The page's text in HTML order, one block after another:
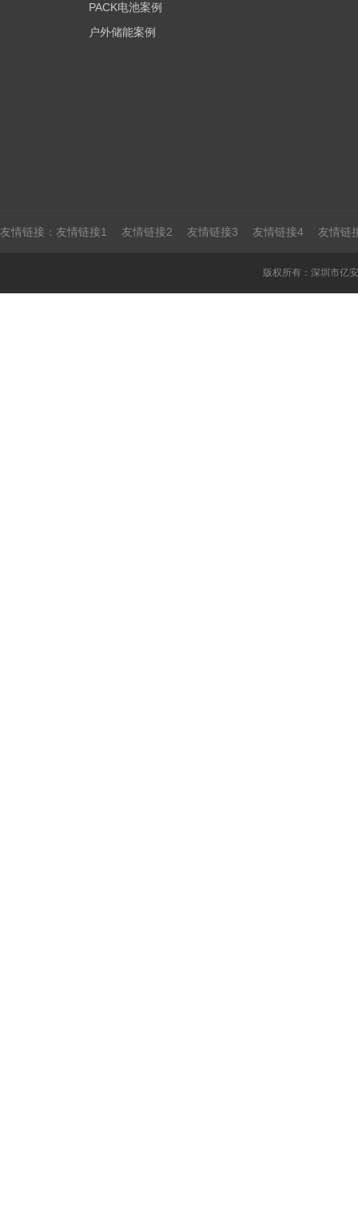
PACK电池案例
户外储能案例
友情链接： 友情链接1 友情链接2 友情链接3 友情链接4 友情链
版权所有：深圳市亿